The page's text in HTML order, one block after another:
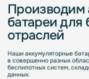
Производим
батареи для
отраслей
Наши аккумуляторные
в совершенно разных
беспилотных систем,
данных.